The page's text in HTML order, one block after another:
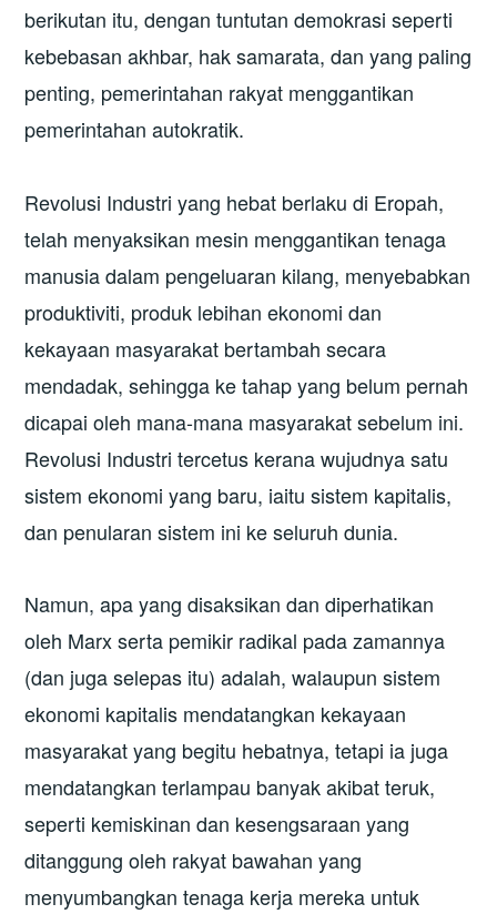
berikutan itu, dengan tuntutan demokrasi seperti
kebebasan akhbar, hak samarata, dan yang paling
penting, pemerintahan rakyat menggantikan
pemerintahan autokratik.
Revolusi Industri yang hebat berlaku di Eropah,
telah menyaksikan mesin menggantikan tenaga
manusia dalam pengeluaran kilang, menyebabkan
produktiviti, produk lebihan ekonomi dan
kekayaan masyarakat bertambah secara
mendadak, sehingga ke tahap yang belum pernah
dicapai oleh mana-mana masyarakat sebelum ini.
Revolusi Industri tercetus kerana wujudnya satu
sistem ekonomi yang baru, iaitu sistem kapitalis,
dan penularan sistem ini ke seluruh dunia.
Namun, apa yang disaksikan dan diperhatikan
oleh Marx serta pemikir radikal pada zamannya
(dan juga selepas itu) adalah, walaupun sistem
ekonomi kapitalis mendatangkan kekayaan
masyarakat yang begitu hebatnya, tetapi ia juga
mendatangkan terlampau banyak akibat teruk,
seperti kemiskinan dan kesengsaraan yang
ditanggung oleh rakyat bawahan yang
menyumbangkan tenaga kerja mereka untuk